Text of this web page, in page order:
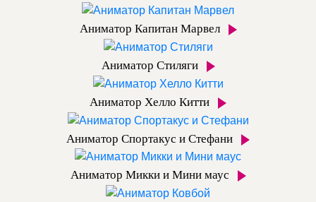
Аниматор Капитан Марвел
Аниматор Стиляги
Аниматор Хелло Китти
Аниматор Спортакус и Стефани
Аниматор Микки и Мини маус